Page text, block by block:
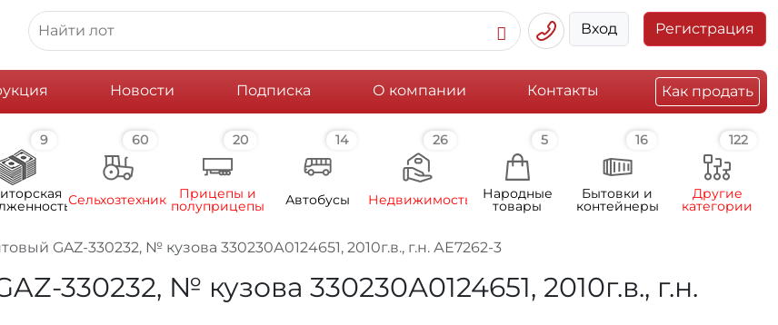
Вход Регистрация
Новости Подписка О компании Контакты Как продать
9 60
Сельхозтехника
20
Прицепы и
полуприцепы
14
Автобусы
26
Недвижимость
5
Народные
товары
16
Бытовки и
контейнеры
122
Другие
категории
GAZ-330232, № кузова 330230А0124651, 2010г.в., г.н. АЕ7262-3
330232, № кузова 330230А0124651, 2010г.в., г.н.